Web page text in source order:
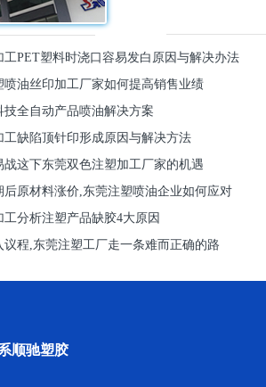
工PET塑料时浇口容易发白原因与解决办法
喷油丝印加工厂家如何提高销售业绩
技全自动产品喷油解决方案
工缺陷顶针印形成原因与解决方法
战这下东莞双色注塑加工厂家的机遇
后原材料涨价,东莞注塑喷油企业如何应对
工分析注塑产品缺胶4大原因
议程,东莞注塑工厂走一条难而正确的路
顺驰塑胶